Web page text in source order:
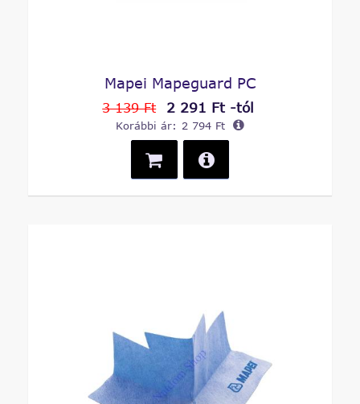
Mapei Mapeguard PC
3 139 Ft 2 291 Ft -tól
Korábbi ár: 2 794 Ft